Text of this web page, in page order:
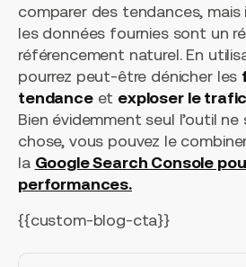
comparer des tendances,
les données fournies sont un
référencement naturel. En
pourrez peut-être dénicher les
tendanceet exploser le trafic
Bien évidemment seul l’outil
chose, vous pouvez le
la Google Search Console
performances.
{{custom-blog-cta}}